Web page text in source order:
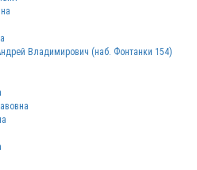
Владимирович (наб. Фонтанки 154)